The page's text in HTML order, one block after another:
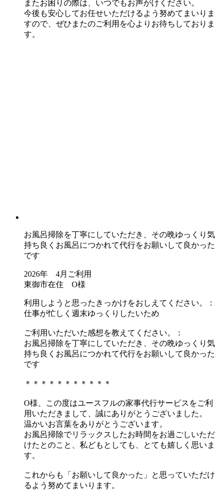
またお困りの際は、いつでもお声がけください。
今後も安心してお任せいただけるよう努めてまいりま
すので、ぜひまたのご利用を心よりお待ちしておりま
す。
お風呂掃除を丁寧にしていただき、その晩ゆっくり気
持ち良くお風呂につかれて代行をお願いして良かった
です
2026年 4月ご利用
東御市在住 O様
利用しようと思ったきっかけをおしえてください。：
仕事が忙しく週末ゆっくりしたいため
ご利用いただいた感想を教えてください。：
お風呂掃除を丁寧にしていただき、その晩ゆっくり気
持ち良くお風呂につかれて代行をお願いして良かった
です
＊＊＊＊＊＊＊＊＊＊＊
O様、この度はユースフルの家事代行サービスをご利
用いただきまして、誠にありがとうございました。
温かいお言葉をありがとうございます。
お風呂掃除でリラックスしたお時間をお過ごしいただ
けたとのこと、私どもとしても、とても嬉しく思いま
す。
これからも「お願いして良かった」と思っていただけ
るよう努めてまいります。